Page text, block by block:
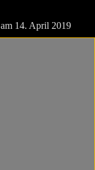
14. April 2019